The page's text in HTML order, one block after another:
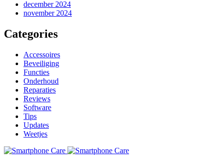
december 2024
november 2024
Categories
Accessoires
Beveiliging
Functies
Onderhoud
Reparaties
Reviews
Software
Tips
Updates
Weetjes